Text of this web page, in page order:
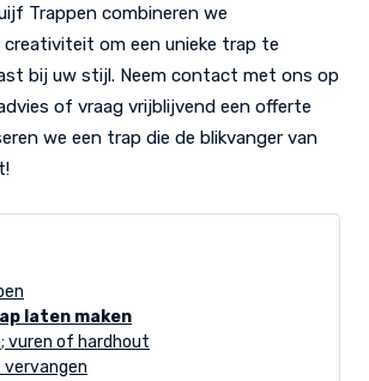
Trappen combineren we
creativiteit om een unieke trap te
bij uw stijl. Neem contact met ons op
of vraag vrijblijvend een offerte
we een trap die de blikvanger van
laten maken
vuren of hardhout